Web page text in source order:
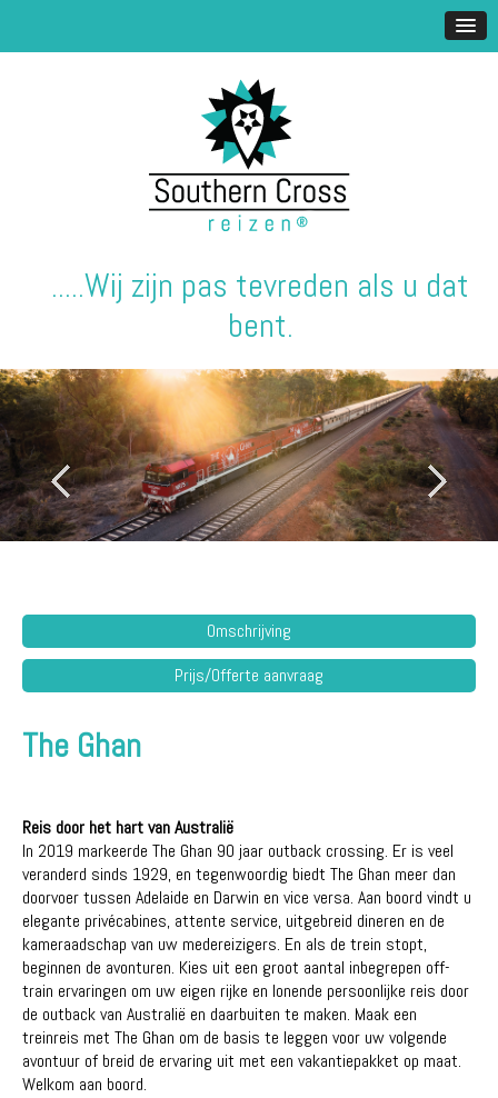
.....Wij zijn pas tevreden als u dat
bent.
Omschrijving
Prijs/Offerte aanvraag
The Ghan
Reis door het hart van Australië
In 2019 markeerde The Ghan 90 jaar outback crossing. Er is veel
veranderd sinds 1929, en tegenwoordig biedt The Ghan meer dan
doorvoer tussen Adelaide en Darwin en vice versa. Aan boord vindt u
elegante privécabines, attente service, uitgebreid dineren en de
kameraadschap van uw medereizigers. En als de trein stopt,
beginnen de avonturen. Kies uit een groot aantal inbegrepen off-
train ervaringen om uw eigen rijke en lonende persoonlijke reis door
de outback van Australië en daarbuiten te maken. Maak een
treinreis met The Ghan om de basis te leggen voor uw volgende
avontuur of breid de ervaring uit met een vakantiepakket op maat.
Welkom aan boord.